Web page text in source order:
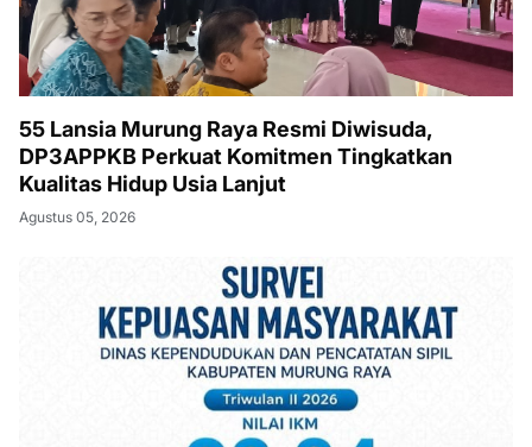
55 Lansia Murung Raya Resmi Diwisuda,
DP3APPKB Perkuat Komitmen Tingkatkan
Kualitas Hidup Usia Lanjut
Agustus 05, 2026